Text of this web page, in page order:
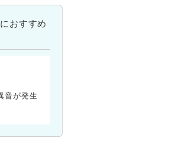
おすすめ
音が発生